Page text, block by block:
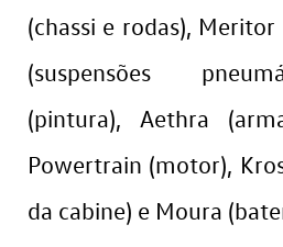
(chassi e rodas), Meritor
(suspensões
(pintura), Aethra
Powertrain (motor),
da cabine) e Moura